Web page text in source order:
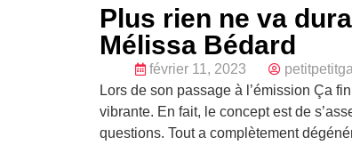
Plus rien ne va
Mélissa Bédard
février 11, 2023
Lors de son passage à l’émission Ça
vibrante. En fait, le concept est de
questions. Tout a complètement